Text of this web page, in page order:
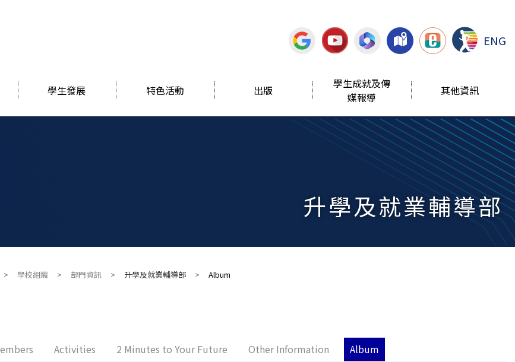
ENG
學生發展 特色活動 出版
學生成就及傳
媒報導
其他資訊
升學及就業輔導部
> 學校組織 > 部門資訊 > 升學及就業輔導部 > Album
Activities 2 Minutes to Your Future Other Information Album